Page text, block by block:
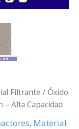
Filtrante / Óxido
– Alta Capacidad
, Material